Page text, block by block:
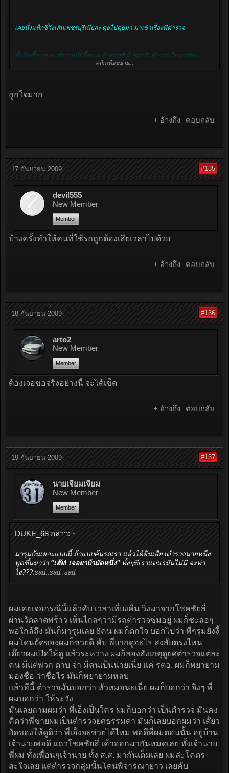
เคยนั่งแท็กซี่วิ่งเส้นเพชรบุรีเนี่ยละ คุยไปคุยมา มาเข้าเรื่องพี่ตำรวจ
พี่แท็กซี่บอกเลย ตำรวสมัยนี้อ่ะนะ ถ้าสมมุติ มี หมากับตำรวจ โดนรถชน
คลิกเพื่อขยาย...
ถูกใจมาก
+ อ้างถึง ตอบกลับ
17 กันยายน 2009 #135
devil555
New Member
Member
บ้างครั้งทำให้คนที่ใช้รถถูกต้องเสียเวลาไปด้วย
+ อ้างถึง ตอบกลับ
18 กันยายน 2009 #136
arto2
New Member
Member
ต้องเจอขอจริงอย่างนี้ จะได้เข็ด
+ อ้างถึง ตอบกลับ
19 กันยายน 2009 #137
นายเจี๋ยมเจี้ยม
New Member
Member
DUKE_68 กล่าว: ↑
มารุมกันเยอะแบบนี้ ถ้าแบบค้นรถเรา แล้วได้ยินเสียงตำรวจนายหนึ่ง
พูดขึ้นมาว่า"เฮ๊ย! เจอยาบ้ามัดหนึ่ง"ทั้งๆที่เราแต่แรมันไม่มี จะทำ
ไง???:sad::sad::sad:
ผมเคยเจอกรณีนี้แล้วคับ เวลาเที่ยงคืน วิ่งมาจากโชคชัยสี่
ผ่านวัดลาดพร้าว เห็นไกลๆว่ามีรถตำรวจซุ่มอยู่ ผมก็ชะลอๆ
พอใกล้ถึง มันก็มารุมเลย 8คน ผมก็ตกใจ บอกไปว่า พี่ๆรุมยังงี้
ผมโดนยัดของผมก็ซวยดิ คับ พี่ยากดูอะไร สงสัยตรงไหน
เด๊่ยวผมเปิดให้ดู แล้วระหว่าง ผมก็ลองสังเกตุดูยศตำรวจแต่ละ
คน มีแต่พวก ดาบ จ่า มีคนเป้นนายเนี่ย แค่ รตอ. ผมก็พยายาม
มองชื่อ ว่าชื่อไร มันก็พยายามหลบ
แล้วทีนี้ ตำรวจมันบอกว่า หัวหมอนะเนี่ย ผมก็บอกว่า จิงๆ พี่
ผมบอกว่า ให้ระวัง
มันเลยถามผมว่า พี่เอ็งเป็นใคร ผมก็บอกว่า เป็นตำรวจ มันคง
คิดว่าพี่ชายผมเป็นตำรวจยศธรรมดา มันก็เลยบอกผมว่า เด๊่ยว
ยัดของให้ดูดิว่า พี่เอ็งจะช่วยได้ไหม พอดีพี่ผมตอนนั้น อยู่บ้าน
เจ้านายพอดี แถวโชคชัยสี่ เค้าออกมากันหมดเลย ทั้งเจ้านาย
พี่ผม ทั้งเพื่อนๆเจ้านาย ทั้ง ส.ส. มากันเต็มเลย ผมล่ะโคตร
สะใจเลย แต่ตำรวจกลุ่มนั้นโดนพิจารณายาว เลยคับ